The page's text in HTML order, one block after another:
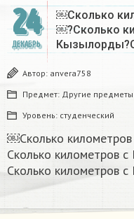
24
ДЕКАБРЬ
￼Сколько
￼?Сколько
Автор: anvera758
Предмет: Другие предметы
Уровень: студенческий
￼Сколько
Сколько километров
Сколько километров